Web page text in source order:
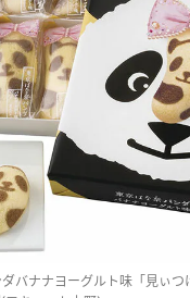
バナナヨーグルト味「見ぃつ